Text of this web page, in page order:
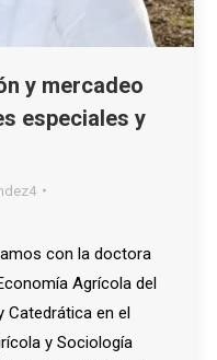
y mercadeo
especiales y
con la doctora
Agrícola del
Catedrática en el
y Sociología